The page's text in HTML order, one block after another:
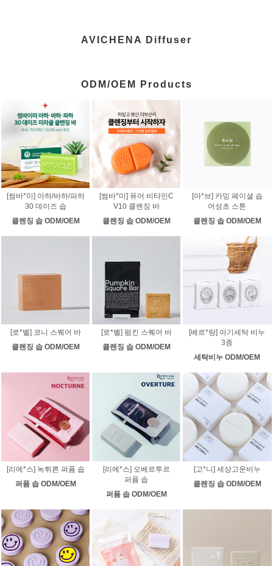
AVICHENA Diffuser
ODM/OEM Products
[썸바*미] 아하/바하/파하
30 데이즈 솝
클렌징 솝 ODM/OEM
[썸바*미] 퓨어 비타민C
V10 클렌징 바
클렌징 솝 ODM/OEM
[아*브] 카밍 페이셜 솝
어성초 스톤
클렌징 솝 ODM/OEM
[로*벨] 코니 스퀘어 바
클렌징 솝 ODM/OEM
[로*벨] 펌킨 스퀘어 바
클렌징 솝 ODM/OEM
[베르*랑] 아기세탁 비누
3종
세탁비누 ODM/OEM
[리에*스] 녹튀른 퍼퓸 솝
퍼퓸 솝 ODM/OEM
[리에*스] 오베르투르
퍼퓸 솝
퍼퓸 솝 ODM/OEM
[고*니] 세상고운비누
클렌징 솝 ODM/OEM